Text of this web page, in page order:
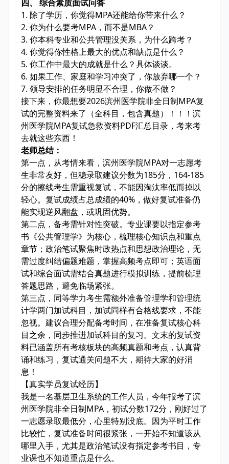
四、 综合素质面试问答
1. 除了学历，你觉得MPA还能给你带来什么？
2. 你为什么要考MPA，而不是MBA？
3. 你本科专业和公共管理没关系，为什么跨考？
4. 你觉得你性格上最大的优点和缺点是什么？
5. 你工作中最大的成就是什么？具体谈谈。
6. 如果工作、家庭和学习冲突了，你放弃哪一个？
7. 领导安排的任务明显不合理，你做不做？
接下来，你最想要2026滨州医学院非全日制MPA复
试的完整资料来了（全科目，包含真题）！！！滨
州医学院MPA复试急救资料PDF汇总目录，考来考
去就这些东西！
老师总结：
第一点，从考情来看，滨州医学院MPA对一志愿考
生非常友好，但稳录取建议分数为185分，164-185
分的擦线考生需重视复试，不能因淘汰率低而掉以
轻心。复试成绩占总成绩的40%，做好复试准备仍
能实现逆风翻盘，或巩固优势。
第二点，备考需针对性突破。专业课要以指定参考
书《公共管理学》为核心，梳理核心知识点和重点
章节；政治笔试聚焦时政热点和思想政治理论，无
需过度纠结偏题难题，掌握高频考点即可；英语面
试和综合面试需结合真题进行模拟训练，提前梳理
答题思路，避免临场紧张。
第三点，同等学力考生需额外准备管理学和管理统
计学两门加试科目，加试同样有合格线要求，不能
忽视。建议合理分配备考时间，在准备复试核心科
目之余，同步推进加试科目的复习。文末的复试资
料已涵盖所有考核板块的高频真题和考点，认真背
诵和练习，复试通关问题不大，期待大家的好消
息！
【真实学员复试经历】
我是一名基层卫生系统的工作人员，今年报考了滨
州医学院非全日制MPA，初试分数172分，刚好过了
一志愿录取最低分，心里特别没底。因为平时工作
比较忙，复试准备时间很紧张，一开始不知道该从
哪里入手，尤其是政治笔试没有指定参考书目，专
业课也不知道重点是什么。